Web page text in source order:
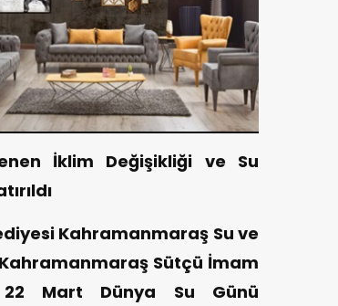
İklim Değişikliği ve Su
Kahramanmaraş Su ve
Sütçü İmam
22 Mart Dünya Su Günü